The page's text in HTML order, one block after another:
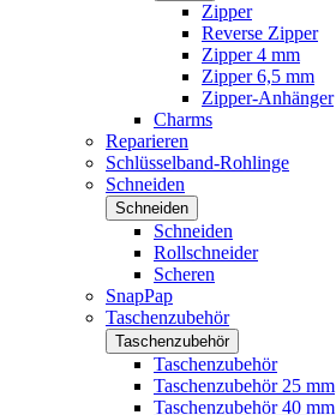
Zipper
Reverse Zipper
Zipper 4 mm
Zipper 6,5 mm
Zipper-Anhänger
Charms
Reparieren
Schlüsselband-Rohlinge
Schneiden
Schneiden
Schneiden
Rollschneider
Scheren
SnapPap
Taschenzubehör
Taschenzubehör
Taschenzubehör
Taschenzubehör 25 mm
Taschenzubehör 40 mm